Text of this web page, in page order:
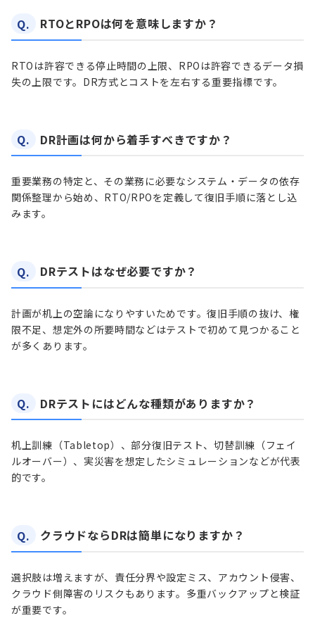
Q. RTOとRPOは何を意味しますか？
RTOは許容できる停止時間の上限、RPOは許容できるデータ損
失の上限です。DR方式とコストを左右する重要指標です。
Q. DR計画は何から着手すべきですか？
重要業務の特定と、その業務に必要なシステム・データの依存
関係整理から始め、RTO/RPOを定義して復旧手順に落とし込
みます。
Q. DRテストはなぜ必要ですか？
計画が机上の空論になりやすいためです。復旧手順の抜け、権
限不足、想定外の所要時間などはテストで初めて見つかること
が多くあります。
Q. DRテストにはどんな種類がありますか？
机上訓練（Tabletop）、部分復旧テスト、切替訓練（フェイ
ルオーバー）、実災害を想定したシミュレーションなどが代表
的です。
Q. クラウドならDRは簡単になりますか？
選択肢は増えますが、責任分界や設定ミス、アカウント侵害、
クラウド側障害のリスクもあります。多重バックアップと検証
が重要です。